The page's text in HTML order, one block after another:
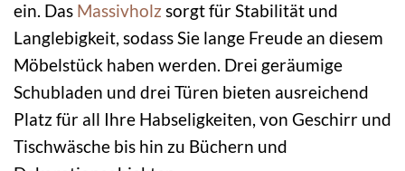
ein. Das Massivholz sorgt für Stabilität und
Langlebigkeit, sodass Sie lange Freude an diesem
Möbelstück haben werden. Drei geräumige
Schubladen und drei Türen bieten ausreichend
Platz für all Ihre Habseligkeiten, von Geschirr und
Tischwäsche bis hin zu Büchern und